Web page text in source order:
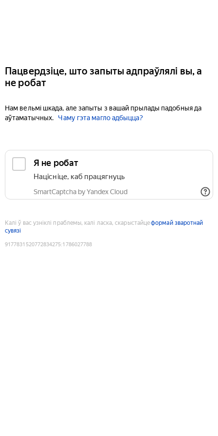
Пацвердзіце, што запыты адпраўлялі вы, а
не робат
Нам вельмі шкада, але запыты з вашай прылады падобныя да
аўтаматычных.
Чаму гэта магло адбыцца?
Я не робат
Націсніце, каб працягнуць
SmartCaptcha by Yandex Cloud
Калі ў вас узніклі праблемы, калі ласка, скарыстайцеформай зваротнай
сувязі
9177831520772834275:1786027788